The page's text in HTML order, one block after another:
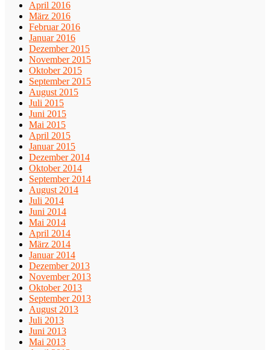
April 2016
März 2016
Februar 2016
Januar 2016
Dezember 2015
November 2015
Oktober 2015
September 2015
August 2015
Juli 2015
Juni 2015
Mai 2015
April 2015
Januar 2015
Dezember 2014
Oktober 2014
September 2014
August 2014
Juli 2014
Juni 2014
Mai 2014
April 2014
März 2014
Januar 2014
Dezember 2013
November 2013
Oktober 2013
September 2013
August 2013
Juli 2013
Juni 2013
Mai 2013